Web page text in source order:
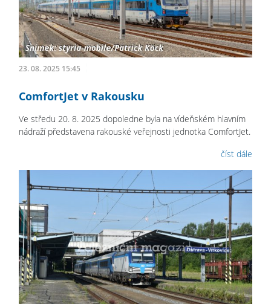
23. 08. 2025 15:45
ComfortJet v Rakousku
Ve středu 20. 8. 2025 dopoledne byla na vídeňském hlavním
nádraží představena rakouské veřejnosti jednotka ComfortJet.
číst dále